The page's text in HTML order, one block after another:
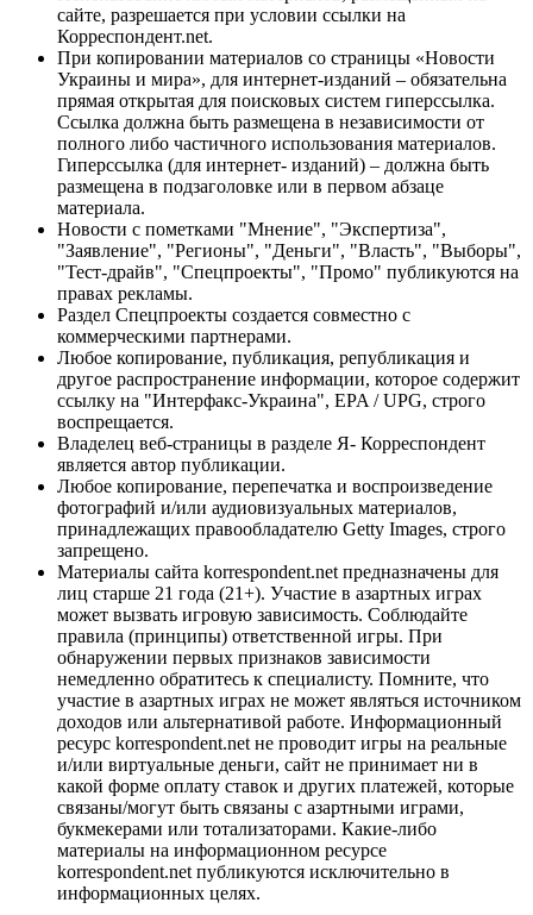
сайте, разрешается при условии ссылки на
Корреспондент.net.
При копировании материалов со страницы «Новости
Украины и мира», для интернет-изданий – обязательна
прямая открытая для поисковых систем гиперссылка.
Ссылка должна быть размещена в независимости от
полного либо частичного использования материалов.
Гиперссылка (для интернет- изданий) – должна быть
размещена в подзаголовке или в первом абзаце
материала.
Новости с пометками "Мнение", "Экспертиза",
"Заявление", "Регионы", "Деньги", "Власть", "Выборы",
"Тест-драйв", "Спецпроекты", "Промо" публикуются на
правах рекламы.
Раздел Спецпроекты создается совместно с
коммерческими партнерами.
Любое копирование, публикация, републикация и
другое распространение информации, которое содержит
ссылку на "Интерфакс-Украина", EPA / UPG, строго
воспрещается.
Владелец веб-страницы в разделе Я- Корреспондент
является автор публикации.
Любое копирование, перепечатка и воспроизведение
фотографий и/или аудиовизуальных материалов,
принадлежащих правообладателю Getty Images, строго
запрещено.
Материалы сайта korrespondent.net предназначены для
лиц старше 21 года (21+). Участие в азартных играх
может вызвать игровую зависимость. Соблюдайте
правила (принципы) ответственной игры. При
обнаружении первых признаков зависимости
немедленно обратитесь к специалисту. Помните, что
участие в азартных играх не может являться источником
доходов или альтернативой работе. Информационный
ресурс korrespondent.net не проводит игры на реальные
и/или виртуальные деньги, сайт не принимает ни в
какой форме оплату ставок и других платежей, которые
связаны/могут быть связаны с азартными играми,
букмекерами или тотализаторами. Какие-либо
материалы на информационном ресурсе
korrespondent.net публикуются исключительно в
информационных целях.